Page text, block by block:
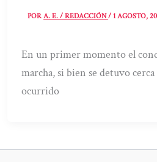
PORA. E. / REDACCIÓN/1 AGOSTO,
En un primer momento el
marcha, si bien se detuvo
ocurrido